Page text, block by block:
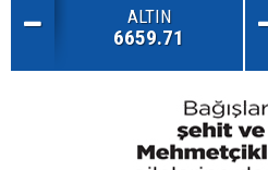
ALTIN
6659.71